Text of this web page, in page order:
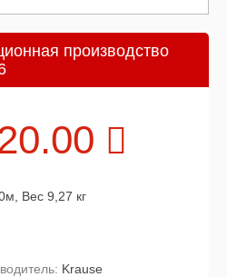
производство
Вес 9,27 кг
Krause